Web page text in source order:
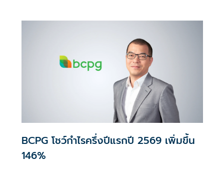
BCPG โชว์กำไรครึ่งปีแรกปี 2569 เพิ่มขึ้น
146%